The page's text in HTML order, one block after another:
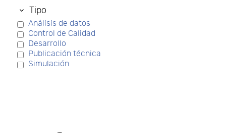
Tipo
Análisis de datos
Control de Calidad
Desarrollo
Publicación técnica
Simulación